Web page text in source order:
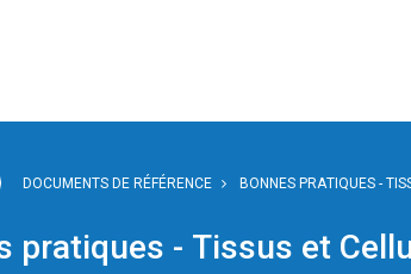
DOCUMENTS DE RÉFÉRENCE BONNES PRATIQUES -
pratiques - Tissus et